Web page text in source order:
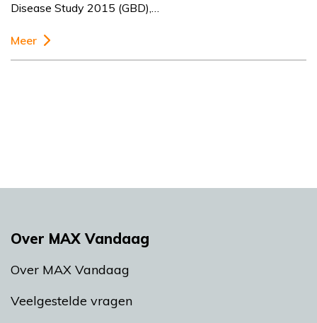
Disease Study 2015 (GBD),…
Meer
Over MAX Vandaag
Over MAX Vandaag
Veelgestelde vragen